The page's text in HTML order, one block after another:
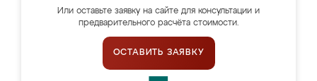
Или оставьте заявку на сайте для консультации и
предварительного расчёта стоимости.
ОСТАВИТЬ ЗАЯВКУ